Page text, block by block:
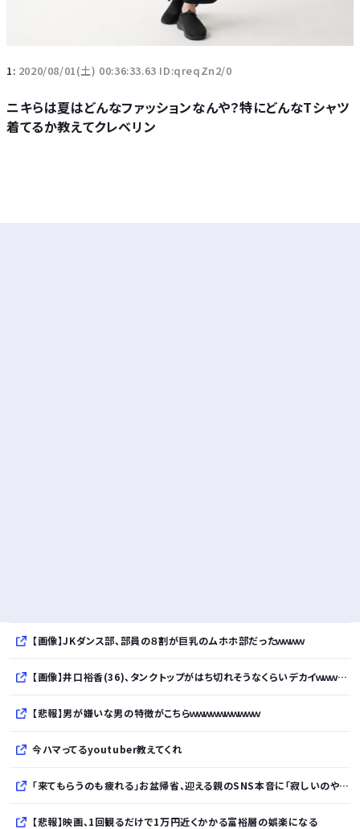
1: 2020/08/01(土) 00:36:33.63 ID:qreqZn2/0
ニキらは夏はどんなファッションなんや？特にどんなTシャツ
着てるか教えてクレベリン
【画像】JKダンス部、部員の８割が巨乳のムホホ部だったｗｗｗｗ
【画像】井口裕香(36)、タンクトップがはち切れそうなくらいデカイｗｗｗｗｗｗｗｗｗｗｗ
【悲報】男が嫌いな男の特徴がこちらｗｗｗｗｗｗｗｗｗｗ
今ハマってるyoutuber教えてくれ
「来てもらうのも疲れる」お盆帰省、迎える親のSNS本音に「寂しいのやら複雑」「親孝行だと思っていたのに」
【悲報】映画、1回観るだけで1万円近くかかる富裕層の娯楽になる